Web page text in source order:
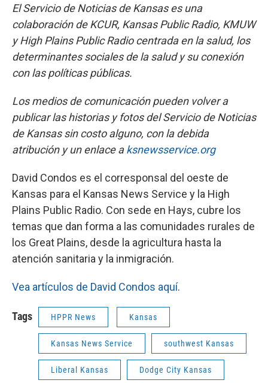
El Servicio de Noticias de Kansas es una
colaboración de KCUR, Kansas Public Radio, KMUW
y High Plains Public Radio centrada en la salud, los
determinantes sociales de la salud y su conexión
con las políticas públicas.
Los medios de comunicación pueden volver a
publicar las historias y fotos del Servicio de Noticias
de Kansas sin costo alguno, con la debida
atribución y un enlace aksnewsservice.org
David Condos es el corresponsal del oeste de
Kansas para el Kansas News Service y la High
Plains Public Radio. Con sede en Hays, cubre los
temas que dan forma a las comunidades rurales de
los Great Plains, desde la agricultura hasta la
atención sanitaria y la inmigración.
Vea artículos de David Condos aquí.
Tags HPPR News Kansas
Kansas News Service southwest Kansas
Liberal Kansas Dodge City Kansas